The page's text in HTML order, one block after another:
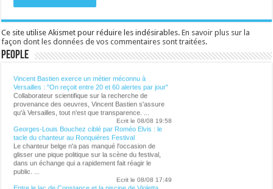
Ce site utilise Akismet pour réduire les indésirables.En savoir plus sur la
façon dont les données de vos commentaires sont traitées.
People
Lalibre.be - CULTURE
Vincent Bastien exerce un métier méconnu à
Versailles : "On reçoit entre 20 et 60 alertes par jour"
Collaborateur scientifique sur la recherche de
provenance des oeuvres, Vincent Bastien s'assure
qu'à Versailles, tout n'est que transparence. ...
Ecrit le 08/08 19:58
Georges-Louis Bouchez ciblé par Roméo Elvis : le
tacle du chanteur au Ronquières Festival
Le chanteur belge n'a pas manqué l'occasion de
glisser une pique politique sur la scène du festival,
dans un échange qui a rapidement fait réagir le
public. ...
Entre le lac de Constance et la piscine de Violetta